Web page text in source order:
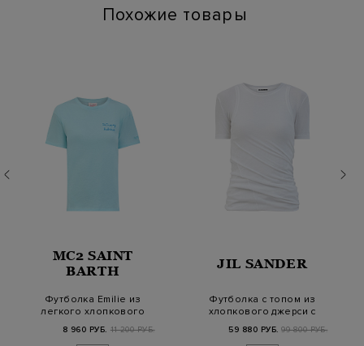
Похожие товары
MC2 SAINT
BARTH
Футболка Emilie из
легкого хлопкового
8 960 РУБ. 11 200 РУБ.
JIL SANDER
Футболка с топом из
хлопкового джерси с
59 880 РУБ. 99 800 РУБ.